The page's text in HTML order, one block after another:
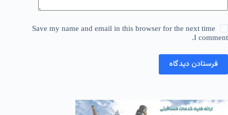
Save my name and email in this browser for the next time
I comment.
فرستادن دیدگاه